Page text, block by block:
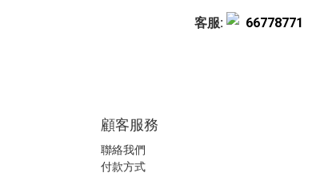
客服: 66778771
顧客服務
聯絡我們
付款方式